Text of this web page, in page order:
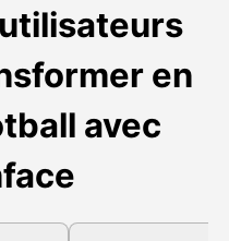
en
avec